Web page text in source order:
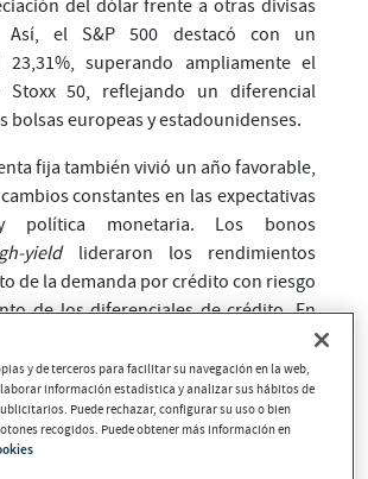
del dólar frente a otras divisas
el S&P 500 destacó con un
superando ampliamente el
Stoxx 50, reflejando un diferencial
bolsas europeas y estadounidenses.
fija también vivió un año favorable,
constantes en las expectativas
política monetaria. Los bonos
yieldlideraron los rendimientos
de la demanda por crédito con riesgo
de los diferenciales de crédito. En
el bono estadounidense a 10
con un rendimiento del 4,57%,
bono alemán a 2 años finalizó en el
y de terceros para facilitar su navegación en la web,
información estadística y analizar sus hábitos de
Puede rechazar, configurar su uso o bien
recogidos. Puede obtener más información en